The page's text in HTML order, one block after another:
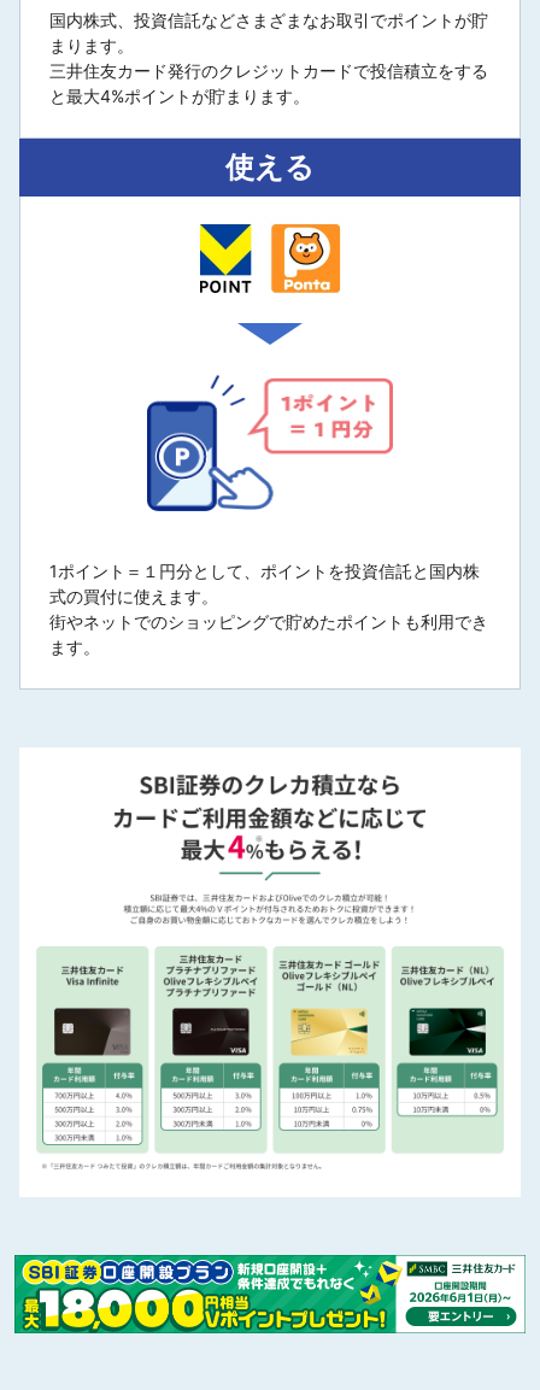
国内株式、投資信託などさまざまなお取引でポイントが貯
まります。
三井住友カード発行のクレジットカードで投信積立をする
と最大4%ポイントが貯まります。
使える
1ポイント＝１円分として、ポイントを投資信託と国内株
式の買付に使えます。
街やネットでのショッピングで貯めたポイントも利用でき
ます。